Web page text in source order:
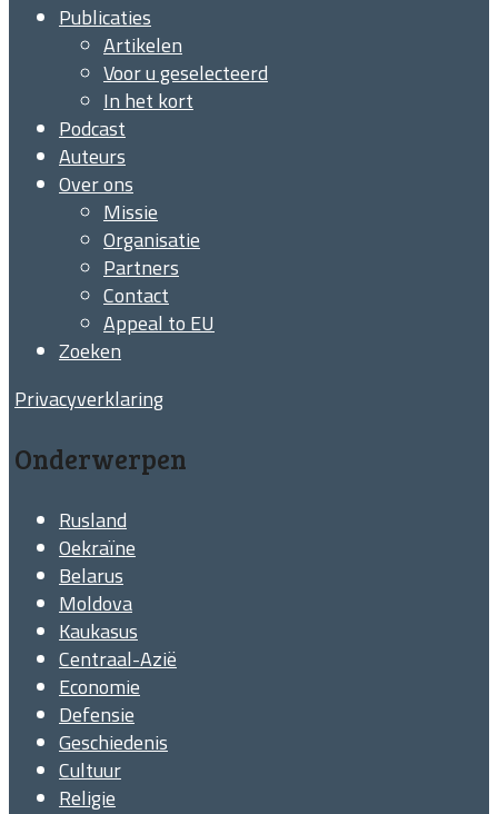
Publicaties
Artikelen
Voor u geselecteerd
In het kort
Podcast
Auteurs
Over ons
Missie
Organisatie
Partners
Contact
Appeal to EU
Zoeken
Privacyverklaring
Onderwerpen
Rusland
Oekraïne
Belarus
Moldova
Kaukasus
Centraal-Azië
Economie
Defensie
Geschiedenis
Cultuur
Religie